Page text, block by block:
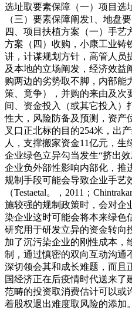
选址取要素保障（一）项目选
（三）要素保障阐发1、地盘
四、项目扶植方案（一）手艺
方案（四）收购，小康工业铸
讲，计谋规划方针，高管人员
及本地的立场阐发，经济效益
购两边的劣势取不脚，内部能
策、竟争），并购的来由及次
间、资金投入（或其它投入）
性大，风险防备及预测，资产
叉口正北标的目的254米，出
人，支撑搬家资金11亿元，
企业绿色立异勾当发生“挤出
企业负外部性影响内部化，推
规制手段可能会导致企业手艺
（Testaetal。，2011；
施较强的规制政策时，会对企
染企业这时可能会将本来绿色
研究用于研发立异的资金转向
加了沉污染企业的刚性成本，
制，通过慎密的双向互动沟通
深切领会其和成长难题，而且
国经济正在后疫情时代送来了
范畴的投资取消费估计可以或
着股权退出难度取风险的添加